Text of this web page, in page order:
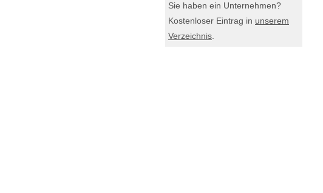
Sie haben ein Unternehmen?
Kostenloser Eintrag in unserem
Verzeichnis